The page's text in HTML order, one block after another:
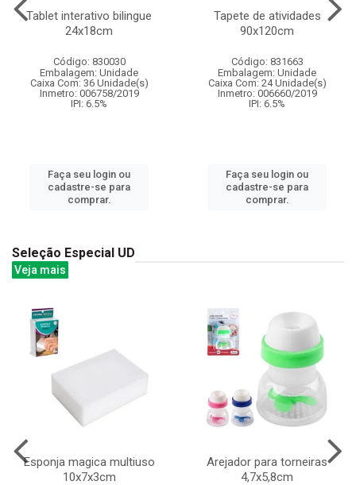
Tablet interativo bilingue
24x18cm
Código: 830030
Embalagem: Unidade
Caixa Com: 36 Unidade(s)
Inmetro: 006758/2019
IPI: 6.5%
Faça seu login ou
cadastre-se para
comprar.
Tapete de atividades
90x120cm
Código: 831663
Embalagem: Unidade
Caixa Com: 24 Unidade(s)
Inmetro: 006660/2019
IPI: 6.5%
Faça seu login ou
cadastre-se para
comprar.
Seleção Especial UD
Veja mais
Esponja magica multiuso
10x7x3cm
Arejador para torneiras
4,7x5,8cm